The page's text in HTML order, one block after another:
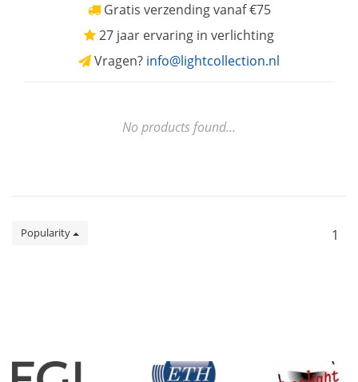
Gratis verzending vanaf €75
27 jaar ervaring in verlichting
Vragen? info@lightcollection.nl
No products found...
Popularity 1